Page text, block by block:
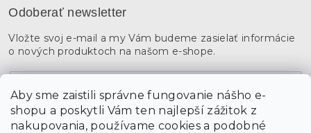
Aby sme zaistili správne fungovanie nášho e-
shopu a poskytli Vám ten najlepší zážitok z
nakupovania, používame cookies a podobné
Odoberať newsletter
Vložte svoj e-mail a my Vám budeme zasielať informácie
o nových produktoch na našom e-shope.
Vložením údajov súhlasíte s podmienkami ochrany
osobných údajov